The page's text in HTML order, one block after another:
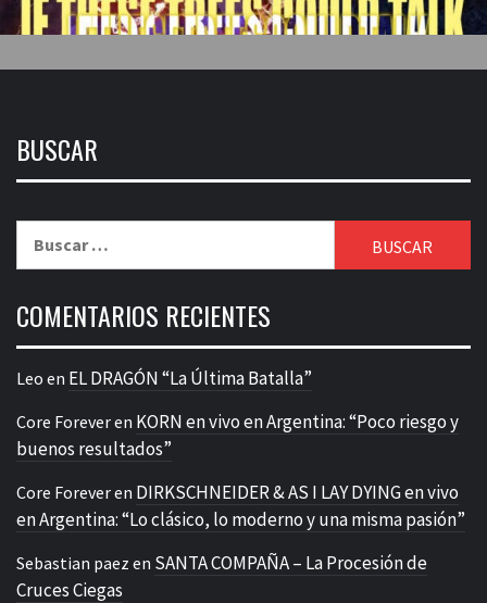
BUSCAR
COMENTARIOS RECIENTES
Leo en EL DRAGÓN “La Última Batalla”
Core Foreveren KORN en vivo en Argentina: “Poco riesgo y
buenos resultados”
Core Foreveren DIRKSCHNEIDER & AS I LAY DYING en vivo
en Argentina: “Lo clásico, lo moderno y una misma pasión”
Sebastian paez en SANTA COMPAÑA – La Procesión de
Cruces Ciegas